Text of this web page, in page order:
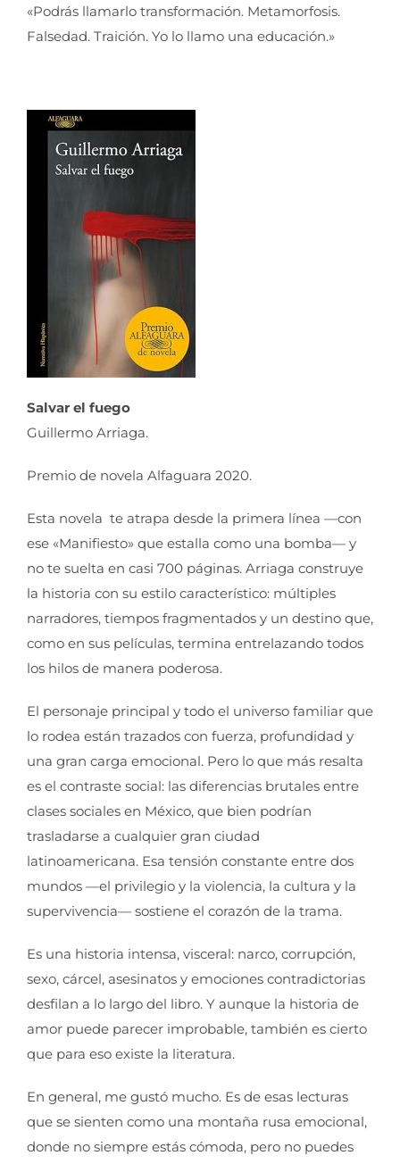
«Podrás llamarlo transformación. Metamorfosis.
Falsedad. Traición. Yo lo llamo una educación.»
Salvar el fuego
Guillermo Arriaga.
Premio de novela Alfaguara 2020.
Esta novela te atrapa desde la primera línea —con
ese «Manifiesto» que estalla como una bomba— y
no te suelta en casi 700 páginas. Arriaga construye
la historia con su estilo característico: múltiples
narradores, tiempos fragmentados y un destino que,
como en sus películas, termina entrelazando todos
los hilos de manera poderosa.
El personaje principal y todo el universo familiar que
lo rodea están trazados con fuerza, profundidad y
una gran carga emocional. Pero lo que más resalta
es el contraste social: las diferencias brutales entre
clases sociales en México, que bien podrían
trasladarse a cualquier gran ciudad
latinoamericana. Esa tensión constante entre dos
mundos —el privilegio y la violencia, la cultura y la
supervivencia— sostiene el corazón de la trama.
Es una historia intensa, visceral: narco, corrupción,
sexo, cárcel, asesinatos y emociones contradictorias
desfilan a lo largo del libro. Y aunque la historia de
amor puede parecer improbable, también es cierto
que para eso existe la literatura.
En general, me gustó mucho. Es de esas lecturas
que se sienten como una montaña rusa emocional,
donde no siempre estás cómoda, pero no puedes